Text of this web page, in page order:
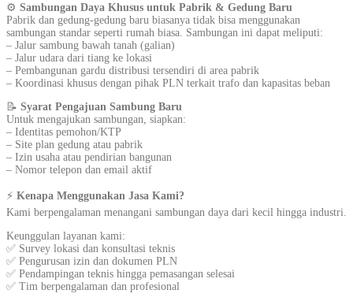
⚙️ Sambungan Daya Khusus untuk Pabrik & Gedung Baru
Pabrik dan gedung-gedung baru biasanya tidak bisa menggunakan
sambungan standar seperti rumah biasa. Sambungan ini dapat meliputi:
– Jalur sambung bawah tanah (galian)
– Jalur udara dari tiang ke lokasi
– Pembangunan gardu distribusi tersendiri di area pabrik
– Koordinasi khusus dengan pihak PLN terkait trafo dan kapasitas beban
📝 Syarat Pengajuan Sambung Baru
Untuk mengajukan sambungan, siapkan:
– Identitas pemohon/KTP
– Site plan gedung atau pabrik
– Izin usaha atau pendirian bangunan
– Nomor telepon dan email aktif
⚡ Kenapa Menggunakan Jasa Kami?
Kami berpengalaman menangani sambungan daya dari kecil hingga industri.
Keunggulan layanan kami:
✅ Survey lokasi dan konsultasi teknis
✅ Pengurusan izin dan dokumen PLN
✅ Pendampingan teknis hingga pemasangan selesai
✅ Tim berpengalaman dan profesional